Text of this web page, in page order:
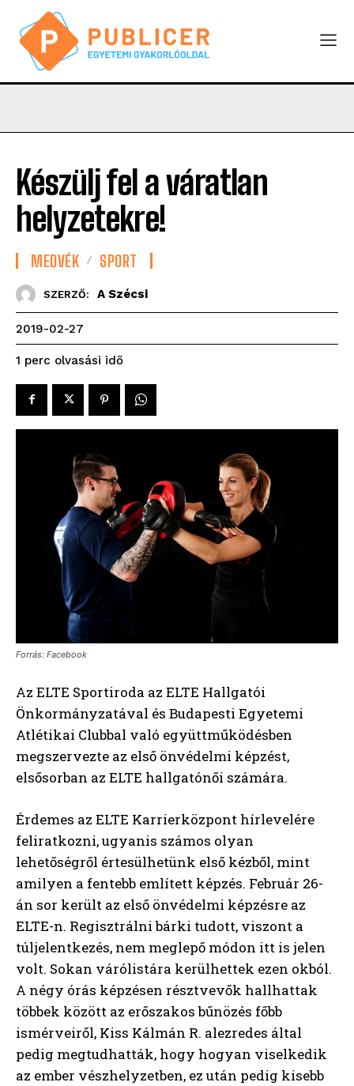
Készülj fel a váratlan
helyzetekre!
MEDVÉK SPORT
SZERZŐ: A Szécsi
2019-02-27
1 perc olvasási idő
Forrás: Facebook
Az ELTE Sportiroda az ELTE Hallgatói
Önkormányzatával és Budapesti Egyetemi
Atlétikai Clubbal való együttműködésben
megszervezte az első önvédelmi képzést,
elsősorban az ELTE hallgatónői számára.
Érdemes az ELTE Karrierközpont hírlevelére
feliratkozni, ugyanis számos olyan
lehetőségről értesülhetünk első kézből, mint
amilyen a fentebb említett képzés. Február 26-
án sor került az első önvédelmi képzésre az
ELTE-n. Regisztrálni bárki tudott, viszont a
túljelentkezés, nem meglepő módon itt is jelen
volt. Sokan várólistára kerülhettek ezen okból.
A négy órás képzésen résztvevők hallhattak
többek között az erőszakos bűnözés főbb
ismérveiről, Kiss Kálmán R. alezredes által
pedig megtudhatták, hogy hogyan viselkedik
az ember vészhelyzetben, ez után pedig kisebb